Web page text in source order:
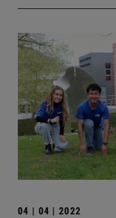
04 | 04 | 2022